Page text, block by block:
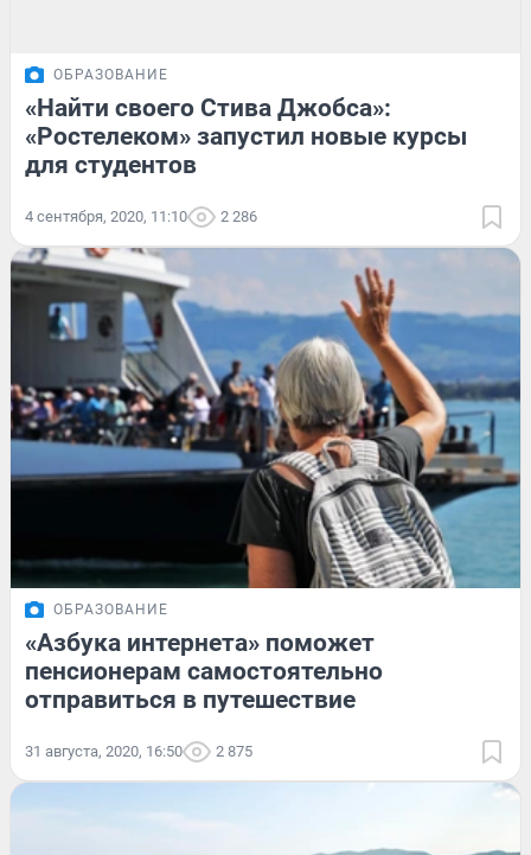
ОБРАЗОВАНИЕ
«Найти своего Стива Джобса»:
«Ростелеком» запустил новые курсы
для студентов
4 сентября, 2020, 11:10 2 286
ОБРАЗОВАНИЕ
«Азбука интернета» поможет
пенсионерам самостоятельно
отправиться в путешествие
31 августа, 2020, 16:50 2 875